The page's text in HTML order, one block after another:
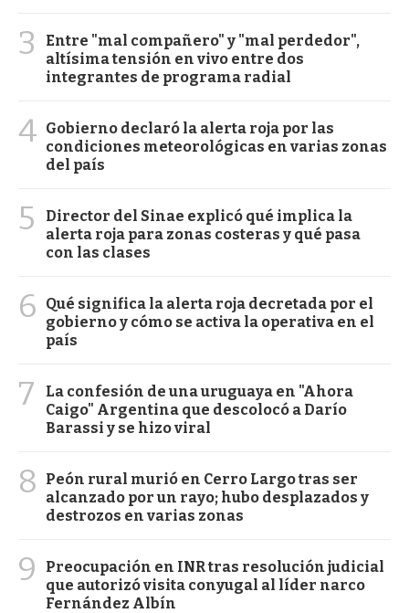
3
Entre "mal compañero" y "mal perdedor",
altísima tensión en vivo entre dos
integrantes de programa radial
4 Gobierno declaró la alerta roja por las
condiciones meteorológicas en varias zonas
del país
5
Director del Sinae explicó qué implica la
alerta roja para zonas costeras y qué pasa
con las clases
6
Qué significa la alerta roja decretada por el
gobierno y cómo se activa la operativa en el
país
7
La confesión de una uruguaya en "Ahora
Caigo" Argentina que descolocó a Darío
Barassi y se hizo viral
8
Peón rural murió en Cerro Largo tras ser
alcanzado por un rayo; hubo desplazados y
destrozos en varias zonas
9
Preocupación en INR tras resolución judicial
que autorizó visita conyugal al líder narco
Fernández Albín